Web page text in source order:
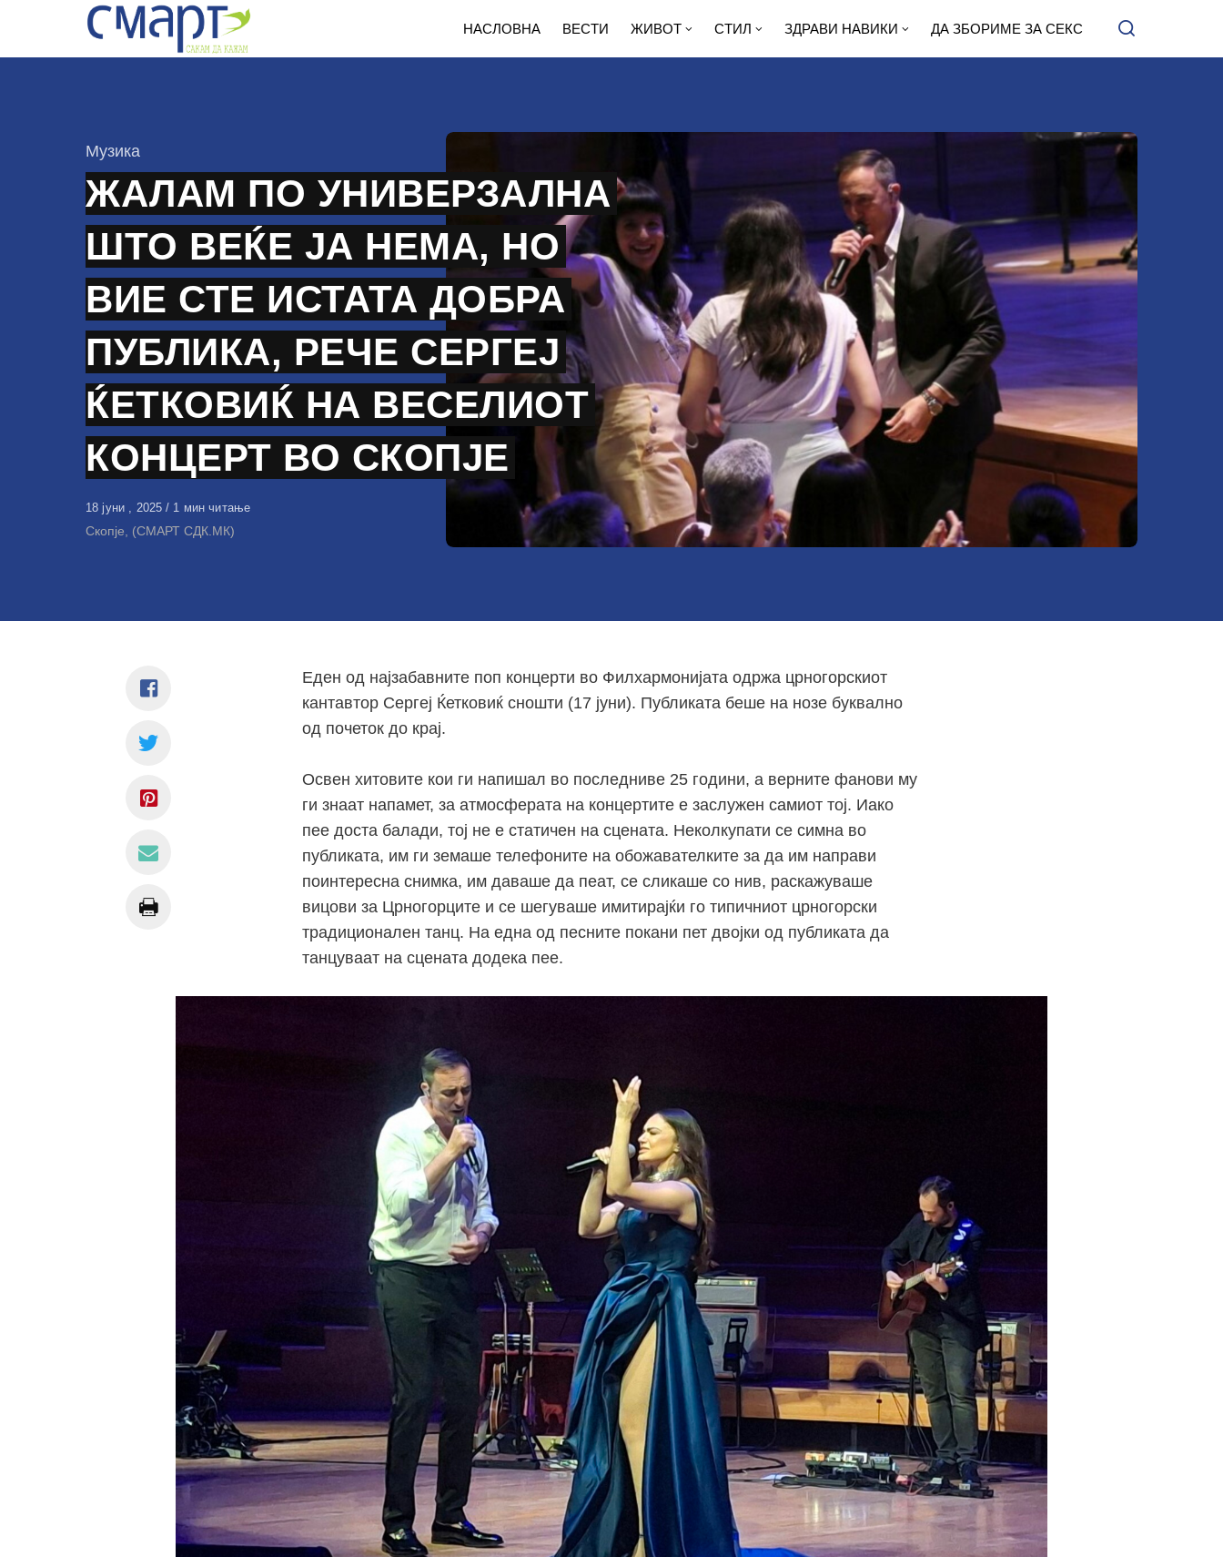
НАСЛОВНА ВЕСТИ ЖИВОТ СТИЛ ЗДРАВИ НАВИКИ ДА ЗБОРИМЕ ЗА СЕКС
КАтегорија
Музика
ЖАЛАМ ПО УНИВЕРЗАЛНА
ШТО ВЕЌЕ ЈА НЕМА, НО
ВИЕ СТЕ ИСТАТА ДОБРА
ПУБЛИКА, РЕЧЕ СЕРГЕЈ
ЌЕТКОВИЌ НА ВЕСЕЛИОТ
КОНЦЕРТ ВО СКОПЈЕ
Објавено
на
18 јуни , 2025 1 мин читање
Скопје, (СМАРТ СДК.МК)
Еден од најзабавните поп концерти во Филхармонијата одржа црногорскиот
кантавтор Сергеј Ќетковиќ сношти (17 јуни). Публиката беше на нозе буквално
од почеток до крај.
Освен хитовите кои ги напишал во последниве 25 години, а верните фанови му
ги знаат напамет, за атмосферата на концертите е заслужен самиот тој. Иако
пее доста балади, тој не е статичен на сцената. Неколкупати се симна во
публиката, им ги земаше телефоните на обожавателките за да им направи
поинтересна снимка, им даваше да пеат, се сликаше со нив, раскажуваше
вицови за Црногорците и се шегуваше имитирајќи го типичниот црногорски
традиционален танц. На една од песните покани пет двојки од публиката да
танцуваат на сцената додека пее.